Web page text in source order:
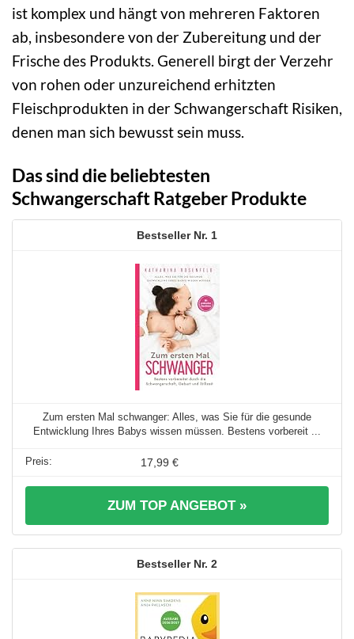
ist komplex und hängt von mehreren Faktoren
ab, insbesondere von der Zubereitung und der
Frische des Produkts. Generell birgt der Verzehr
von rohen oder unzureichend erhitzten
Fleischprodukten in der Schwangerschaft Risiken,
denen man sich bewusst sein muss.
Das sind die beliebtesten
Schwangerschaft Ratgeber Produkte
1
Zum ersten Mal schwanger: Alles, was Sie für die gesunde
Entwicklung Ihres Babys wissen müssen. Bestens vorbereit ...
17,99 €
ZUM TOP ANGEBOT »
2